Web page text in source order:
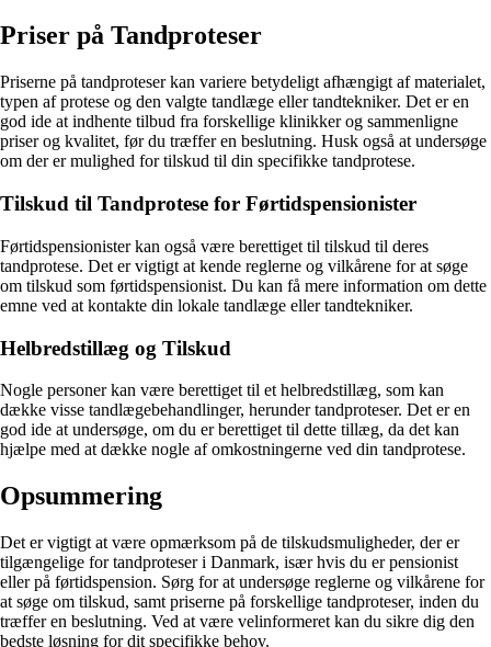
Priser på Tandproteser
Priserne på tandproteser kan variere betydeligt afhængigt af materialet,
typen af protese og den valgte tandlæge eller tandtekniker. Det er en
god ide at indhente tilbud fra forskellige klinikker og sammenligne
priser og kvalitet, før du træffer en beslutning. Husk også at undersøge
om der er mulighed for tilskud til din specifikke tandprotese.
Tilskud til Tandprotese for Førtidspensionister
Førtidspensionister kan også være berettiget til tilskud til deres
tandprotese. Det er vigtigt at kende reglerne og vilkårene for at søge
om tilskud som førtidspensionist. Du kan få mere information om dette
emne ved at kontakte din lokale tandlæge eller tandtekniker.
Helbredstillæg og Tilskud
Nogle personer kan være berettiget til et helbredstillæg, som kan
dække visse tandlægebehandlinger, herunder tandproteser. Det er en
god ide at undersøge, om du er berettiget til dette tillæg, da det kan
hjælpe med at dække nogle af omkostningerne ved din tandprotese.
Opsummering
Det er vigtigt at være opmærksom på de tilskudsmuligheder, der er
tilgængelige for tandproteser i Danmark, især hvis du er pensionist
eller på førtidspension. Sørg for at undersøge reglerne og vilkårene for
at søge om tilskud, samt priserne på forskellige tandproteser, inden du
træffer en beslutning. Ved at være velinformeret kan du sikre dig den
bedste løsning for dit specifikke behov.